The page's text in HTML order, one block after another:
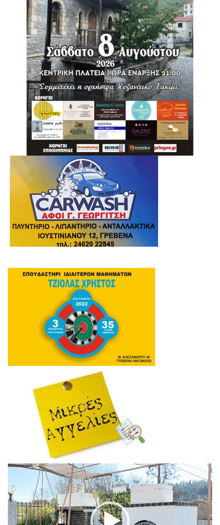
Πρόγραμμα
Αναπαραγωγής
Βίντεο